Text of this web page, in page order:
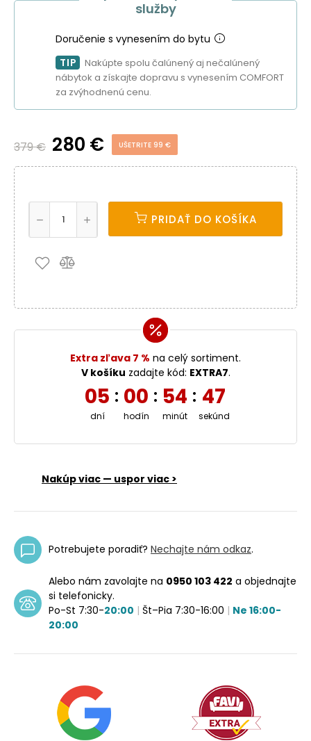
služby
Doručenie s vynesením do bytu
TIP
Nakúpte spolu čalúnený aj nečalúnený
nábytok a získajte dopravu s vynesením COMFORT
za zvýhodnenú cenu.
379 € 280 € UŠETRITE 99 €
PRIDAŤ DO KOŠÍKA
Extra zľava 7 % na celý sortiment.
V košíku zadajte kód: EXTRA7.
05
dní
: 00
hodín
: 54
minút
: 47
sekúnd
Nakúp viac — uspor viac >
Potrebujete poradiť? Nechajte nám odkaz.
Alebo nám zavolajte na 0950 103 422 a objednajte
si telefonicky.
Po-St 7:30-20:00 | Št–Pia 7:30-16:00 | Ne 16:00-
20:00